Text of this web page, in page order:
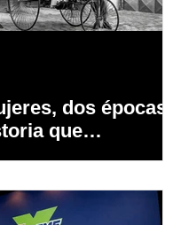
dos épocas y
que